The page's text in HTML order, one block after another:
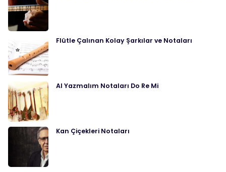
Flütle Çalınan Kolay Şarkılar ve Notaları
Al Yazmalım Notaları Do Re Mi
Kan Çiçekleri Notaları